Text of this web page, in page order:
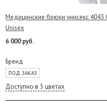
Медицинские брюки унисекс 4043
Unisex
6 000 руб.
Бренд
ПОД ЗАКАЗ
Доступно в 5 цветах